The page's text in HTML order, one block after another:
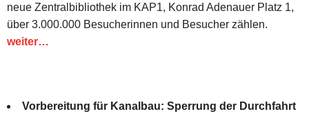
neue Zentralbibliothek im KAP1, Konrad Adenauer Platz 1,
über 3.000.000 Besucherinnen und Besucher zählen.
weiter…
Vorbereitung für Kanalbau: Sperrung der Durchfahrt